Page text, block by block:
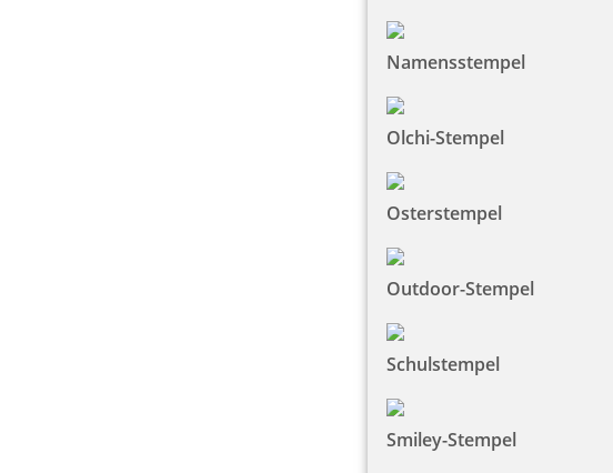
Namensstempel
Olchi-Stempel
Osterstempel
Outdoor-Stempel
Schulstempel
Smiley-Stempel